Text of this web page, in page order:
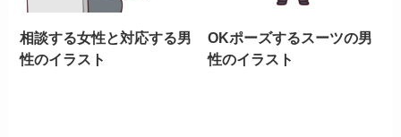
相談する女性と対応する男
性のイラスト
OKポーズするスーツの男
性のイラスト